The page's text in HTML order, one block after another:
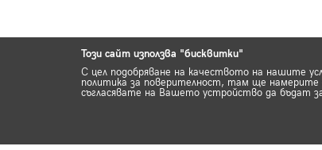
Този сайт използва "бисквитки"
С цел подобряване на качеството на нашите
политика за поверителност, там ще намерите
съгласявате на Вашето устройство да бъдат